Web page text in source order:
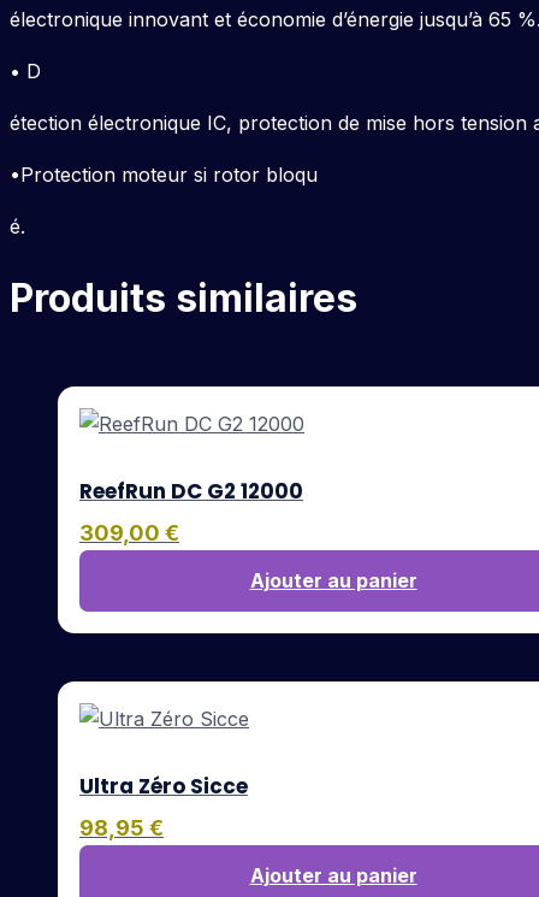
électronique innovant et économie d’énergie jusqu’à 65
• D
étection électronique IC, protection de mise hors tension
•Protection moteur si rotor bloqu
é.
Produits similaires
ReefRun DC G2 12000
309,00 €
Ajouter au panier
Ultra Zéro Sicce
98,95 €
Ajouter au panier